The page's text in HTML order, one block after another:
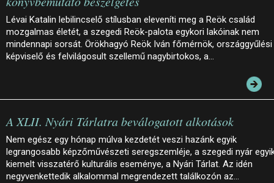
Lévai Katalin lebilincselő stílusban eleveníti meg a Reök család
mozgalmas életét, a szegedi Reök-palota egykori lakóinak nem
mindennapi sorsát. Örökhagyó Reök Iván főmérnök, országgyűlési
képviselő és felvilágosult szellemű nagybirtokos, a…
A XLII. Nyári Tárlatra beválogatott alkotások
Nem egész egy hónap múlva kezdetét veszi hazánk egyik
legrangosabb képzőművészeti seregszemléje, a szegedi nyár
kiemelt visszatérő kulturális eseménye, a Nyári Tárlat. Az idén
negyvenkettedik alkalommal megrendezett találkozón az…